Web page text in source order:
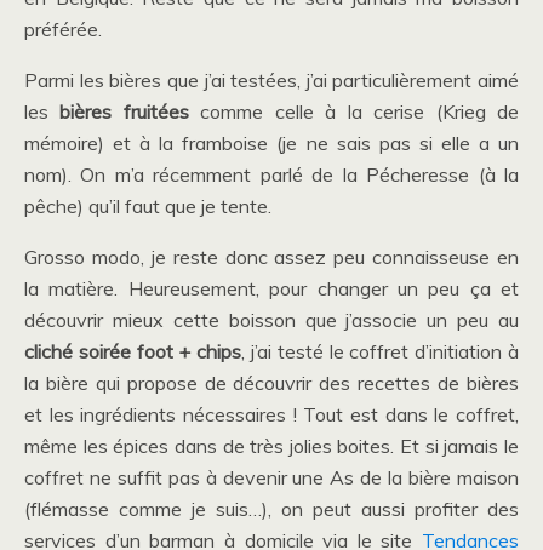
préférée.
Parmi les bières que j’ai testées, j’ai particulièrement aimé
lesbières fruitéescomme celle à la cerise (Krieg de
mémoire) et à la framboise (je ne sais pas si elle a un
nom). On m’a récemment parlé de la Pécheresse (à la
pêche) qu’il faut que je tente.
Grosso modo, je reste donc assez peu connaisseuse en
la matière. Heureusement, pour changer un peu ça et
découvrir mieux cette boisson que j’associe un peu au
cliché soirée foot + chips, j’ai testé le coffret d’initiation à
la bière qui propose de découvrir des recettes de bières
et les ingrédients nécessaires ! Tout est dans le coffret,
même les épices dans de très jolies boites. Et si jamais le
coffret ne suffit pas à devenir une As de la bière maison
(flémasse comme je suis…), on peut aussi profiter des
services d’un barman à domicile via le site Tendances